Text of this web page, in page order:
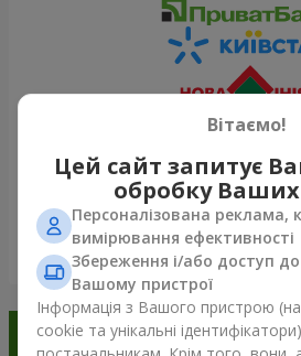
Переглянути все
Замовляйте в
Вітаємо!
Цей сайт запитує
обробку
Персоналізована реклама,
вимірювання ефективності
Збереження і/або доступ до
Вашому пристрої
Інформація з Вашого пристрою
cookie та унікальні